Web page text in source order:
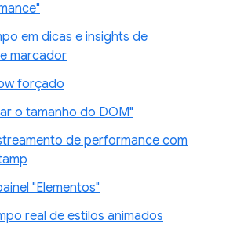
em dicas e insights de
marcador
forçado
o tamanho do DOM"
de performance com
"Elementos"
real de estilos animados